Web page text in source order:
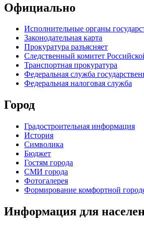
Официально
Исполнительные органы
Законодательная карта
Прокуратура разъясняет
Следственный комитет
Транспортная прокуратура
Федеральная служба
Федеральная налоговая служба
Город
Градостроительная информация
История
Символика
Бюджет
Гостям города
СМИ города
Фотогалерея
Формирование комфортной
Информация для